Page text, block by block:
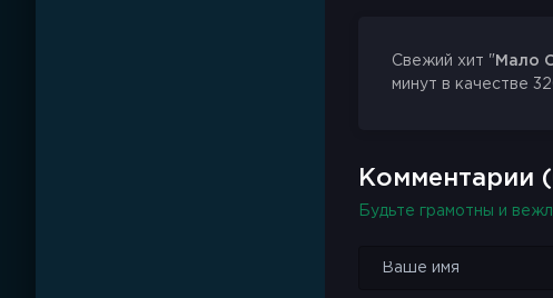
Свежий хит " Мало
минут в качестве
Комментарии
Будьте грамотны и